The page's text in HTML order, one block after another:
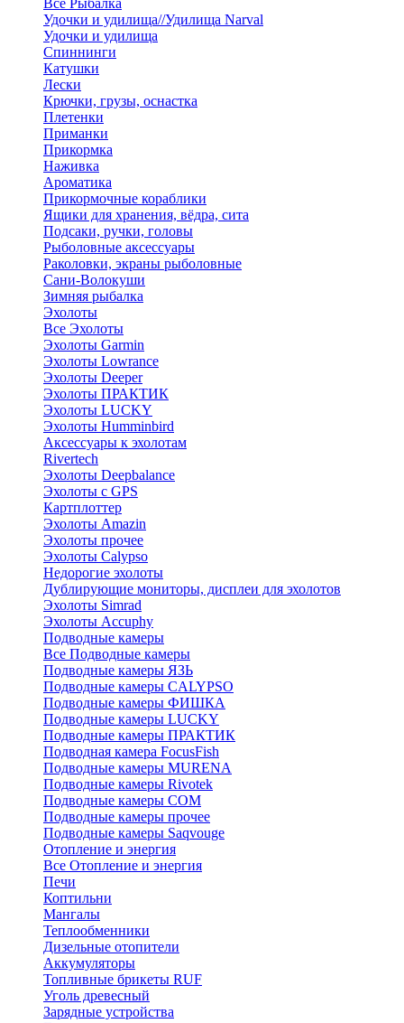
Все Рыбалка
Удочки и удилища//Удилища Narval
Удочки и удилища
Спиннинги
Катушки
Лески
Крючки, грузы, оснастка
Плетенки
Приманки
Прикормка
Наживка
Ароматика
Прикормочные кораблики
Ящики для хранения, вёдра, сита
Подсаки, ручки, головы
Рыболовные аксессуары
Раколовки, экраны рыболовные
Сани-Волокуши
Зимняя рыбалка
Эхолоты
Все Эхолоты
Эхолоты Garmin
Эхолоты Lowrance
Эхолоты Deeper
Эхолоты ПРАКТИК
Эхолоты LUCKY
Эхолоты Humminbird
Аксессуары к эхолотам
Rivertech
Эхолоты Deepbalance
Эхолоты с GPS
Картплоттер
Эхолоты Amazin
Эхолоты прочее
Эхолоты Calypso
Недорогие эхолоты
Дублирующие мониторы, дисплеи для эхолотов
Эхолоты Simrad
Эхолоты Accuphy
Подводные камеры
Все Подводные камеры
Подводные камеры ЯЗЬ
Подводные камеры CALYPSO
Подводные камеры ФИШКА
Подводные камеры LUCKY
Подводные камеры ПРАКТИК
Подводная камера FocusFish
Подводные камеры MURENA
Подводные камеры Rivotek
Подводные камеры СОМ
Подводные камеры прочее
Подводные камеры Saqvouge
Отопление и энергия
Все Отопление и энергия
Печи
Коптильни
Мангалы
Теплообменники
Дизельные отопители
Аккумуляторы
Топливные брикеты RUF
Уголь древесный
Зарядные устройства